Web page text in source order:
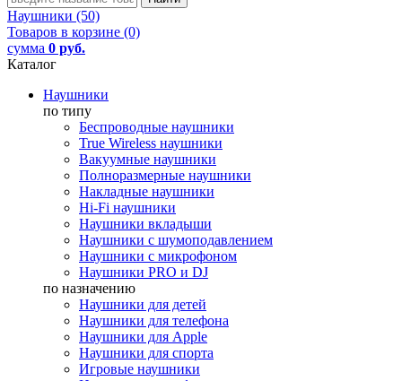
Наушники (50)
Товаров в корзине (0)
сумма 0 руб.
Каталог
Наушники
по типу
Беспроводные наушники
True Wireless наушники
Вакуумные наушники
Полноразмерные наушники
Накладные наушники
Hi-Fi наушники
Наушники вкладыши
Наушники с шумоподавлением
Наушники с микрофоном
Наушники PRO и DJ
по назначению
Наушники для детей
Наушники для телефона
Наушники для Apple
Наушники для спорта
Игровые наушники